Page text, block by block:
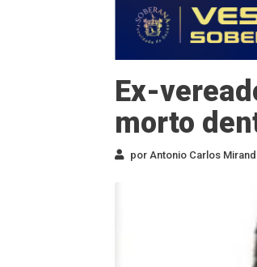
Ex-
morto
por Antonio Carlos